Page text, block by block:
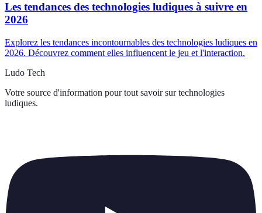
Les tendances des technologies ludiques à suivre en
2026
Explorez les tendances incontournables des technologies ludiques en
2026. Découvrez comment elles influencent le jeu et l'interaction.
Ludo Tech
Votre source d'information pour tout savoir sur technologies
ludiques.